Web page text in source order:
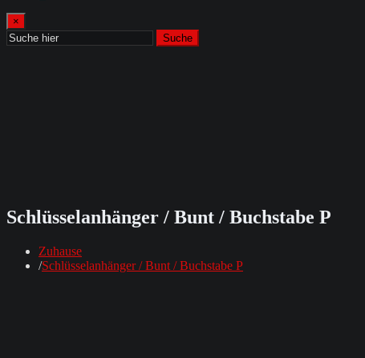
×
Suche
Schlüsselanhänger / Bunt / Buchstabe P
Zuhause
Schlüsselanhänger / Bunt / Buchstabe P